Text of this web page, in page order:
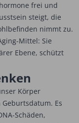
frei und
steigt, die
nimmt zu.
Mittel: Sie
Ebene, schützt
Körper
Es
Schäden,